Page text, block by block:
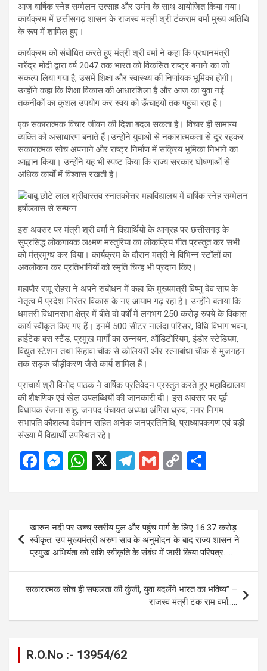
आज वार्षिक स्नेह सम्मेलन उत्साह और उमंग के साथ आयोजित किया गया।
कार्यक्रम में छत्तीसगढ़ शासन के राजस्व मंत्री श्री टंकराम वर्मा मुख्य अतिथि
के रूप में शामिल हुए।
कार्यक्रम को संबोधित करते हुए मंत्री श्री वर्मा ने कहा कि प्रधानमंत्री
नरेंद्र मोदी द्वारा वर्ष 2047 तक भारत को विकसित राष्ट्र बनाने का जो
संकल्प लिया गया है, उसमें शिक्षा और स्वास्थ्य की निर्णायक भूमिका होगी।
उन्होंने कहा कि शिक्षा विकास की आधारशिला है और आज का युवा नई
तकनीकों का कुशल उपयोग कर स्वयं को ऊँचाइयों तक पहुंचा रहा है।
एक सकारात्मक विचार जीवन की दिशा बदल सकता है। विचार ही सामान्य
व्यक्ति को असाधारण बनाते हैं।उन्होंने युवाओं से नकारात्मकता से दूर रहकर
सकारात्मक सोच अपनाने और राष्ट्र निर्माण में सक्रिय भूमिका निभाने का
आह्वान किया। उन्होंने यह भी स्पष्ट किया कि राज्य सरकार घोषणाओं से
अधिक कार्यों में विश्वास रखती है।
इस अवसर पर मंत्री श्री वर्मा ने विद्यार्थियों के आग्रह पर छत्तीसगढ़ के
सुप्रसिद्ध लोकगायक लक्ष्मण मस्तुरिया का लोकप्रिय गीत प्रस्तुत कर सभी
को मंत्रमुग्ध कर दिया। कार्यक्रम के दौरान मंत्री ने विभिन्न स्टॉलों का
अवलोकन कर प्रतिभागियों को स्मृति चिन्ह भी प्रदान किए।
महापौर रामू रोहरा ने अपने संबोधन में कहा कि मुख्यमंत्री विष्णु देव साय के
नेतृत्व में प्रदेश निरंतर विकास के नए आयाम गढ़ रहा है। उन्होंने बताया कि
धमतरी विधानसभा क्षेत्र में बीते दो वर्षों में लगभग 250 करोड़ रुपये के विकास
कार्य स्वीकृत किए गए हैं। इनमें 500 सीटर नालंदा परिसर, विधि विभाग भवन,
हाईटेक बस स्टैंड, प्रमुख मार्गों का उन्नयन, ऑडिटोरियम, इंडोर स्टेडियम,
विद्युत स्टेशन तथा सिहावा चौक से कोलियरी और रत्नाबांधा चौक से मुजगहन
तक सड़क चौड़ीकरण जैसे कार्य शामिल हैं।
प्राचार्य श्री विनोद पाठक ने वार्षिक प्रतिवेदन प्रस्तुत करते हुए महाविद्यालय
की शैक्षणिक एवं खेल उपलब्धियों की जानकारी दी। इस अवसर पर पूर्व
विधायक रंजना साहू, जनपद पंचायत अध्यक्ष अंगिरा ध्रुव, नगर निगम
सभापति कौशल्या देवांगन सहित अनेक जनप्रतिनिधि, प्राध्यापकगण एवं बड़ी
संख्या में विद्यार्थी उपस्थित रहे।
F
ce
o
o
k
M
se
g
er
W
at
A
p
p
X
T
e
gr
a
m
G
ail
C
py
Li
n
k
ar
e
navigation
खारुन नदी पर उच्च स्तरीय पुल और पहुंच मार्ग के लिए 16.37 करोड़
स्वीकृत: उप मुख्यमंत्री अरुण साव के अनुमोदन के बाद राज्य शासन ने
प्रमुख अभियंता को राशि स्वीकृति के संबंध में जारी किया परिपत्र…..
सकारात्मक सोच ही सफलता की कुंजी, युवा बदलेंगे भारत का भविष्य” –
राजस्व मंत्री टंक राम वर्मा…..
R.O.No :- 13954/62